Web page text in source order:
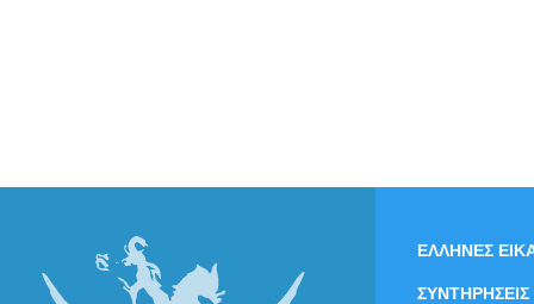
ΕΛΛΗΝΕΣ
ΣΥΝΤΗΡΗΣΕΙΣ